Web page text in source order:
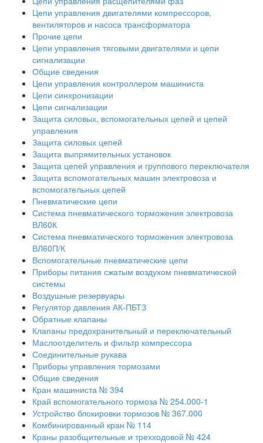
Цепи управления двигателями компрессоров,
вентиляторов и насоса трансформатора
Прочие цепи
Цепи управления тяговыми двигателями и цепи
сигнализации
Общие сведения
Цепи управления контроллером машиниста
Цепи синхронизации
Цепи сигнализации
Защита силовых, вспомогательных цепей и цепей
управления
Защита силовых цепей
Защита выпрямительных установок
Защита цепей управления и группового переключателя
Защита вспомогательных машин электровоза и
вспомогательных цепей
Пневматические цепи
Система пневматического торможения электровоза
ВЛ60К
Система пневматического торможения электровоза
ВЛ60П/К
Вспомогательные пневматические цепи
Приборы питания сжатым воздухом пневматической
системы
Воздушные резервуары
Регулятор давления АК-ПБТЗ
Обратные клапаны
Клапаны предохранительный и переключательный
Маслоотделитель и фильтр компрессора
Соединительные рукава
Приборы управления тормозами
Общие сведения
Кран машиниста № 394
Край вспомогательного тормоза № 254.000-1
Устройство блокировки тормозов № 367.000
Комбинированный кран № 114
Краны разобщительные и трехходовой № 424